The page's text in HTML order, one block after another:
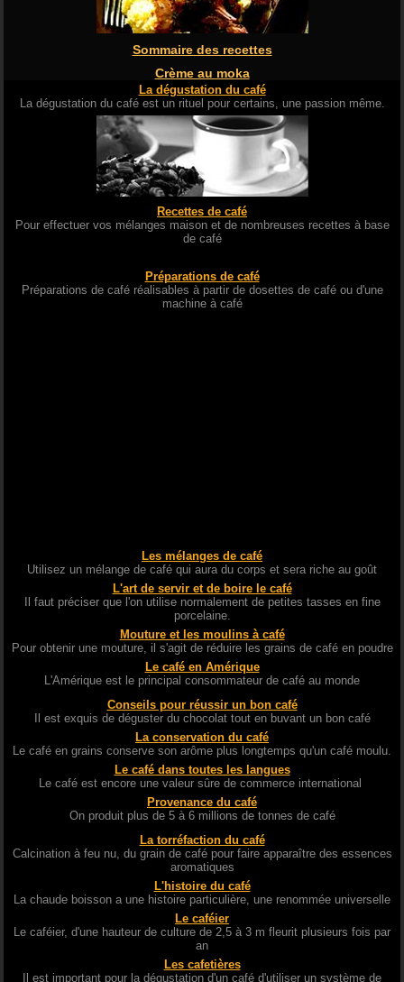
Sommaire des recettes
Crème au moka
La dégustation du café
La dégustation du café est un rituel pour certains, une passion même.
Recettes de café
Pour effectuer vos mélanges maison et de nombreuses recettes à base
de café
Préparations de café
Préparations de café réalisables à partir de dosettes de café ou d'une
machine à café
Les mélanges de café
Utilisez un mélange de café qui aura du corps et sera riche au goût
L'art de servir et de boire le café
Il faut préciser que l'on utilise normalement de petites tasses en fine
porcelaine.
Mouture et les moulins à café
Pour obtenir une mouture, il s'agit de réduire les grains de café en poudre
Le café en Amérique
L'Amérique est le principal consommateur de café au monde
Conseils pour réussir un bon café
Il est exquis de déguster du chocolat tout en buvant un bon café
La conservation du café
Le café en grains conserve son arôme plus longtemps qu'un café moulu.
Le café dans toutes les langues
Le café est encore une valeur sûre de commerce international
Provenance du café
On produit plus de 5 à 6 millions de tonnes de café
La torréfaction du café
Calcination à feu nu, du grain de café pour faire apparaître des essences
aromatiques
L'histoire du café
La chaude boisson a une histoire particulière, une renommée universelle
Le caféier
Le caféier, d'une hauteur de culture de 2,5 à 3 m fleurit plusieurs fois par
an
Les cafetières
Il est important pour la dégustation d'un café d'utiliser un système de